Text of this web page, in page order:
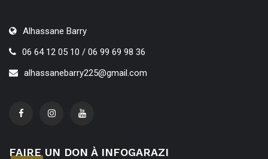
Alhassane Barry
06 64 12 05 10 / 06 99 69 98 36
alhassanebarry225@gmail.com
FAIRE UN DON À INFOGARAZI